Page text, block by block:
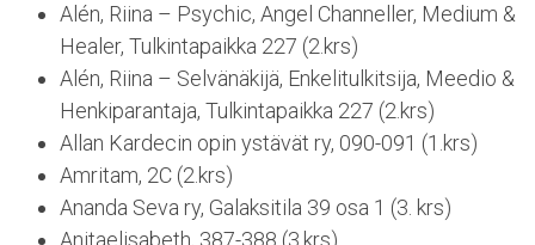
Alén, Riina – Psychic, Angel Channeller, Medium &
Healer, Tulkintapaikka 227 (2.krs)
Alén, Riina – Selvänäkijä, Enkelitulkitsija, Meedio &
Henkiparantaja, Tulkintapaikka 227 (2.krs)
Allan Kardecin opin ystävät ry, 090-091 (1.krs)
Amritam, 2C (2.krs)
Ananda Seva ry, Galaksitila 39 osa 1 (3. krs)